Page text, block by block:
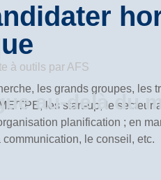
à outils par AFS
au-delà du
ou d’un master, de
les grands groupes,
TPE, les start-up, le secteur
planification ; en
communication, le conseil, etc.